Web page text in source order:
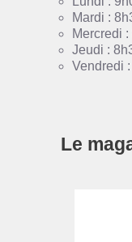
Mardi :
Mercredi
Jeudi :
Vendredi
Le